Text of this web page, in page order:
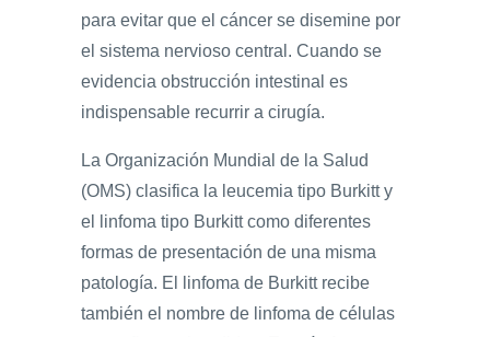
para evitar que el cáncer se disemine por
el sistema nervioso central. Cuando se
evidencia obstrucción intestinal es
indispensable recurrir a cirugía.
La Organización Mundial de la Salud
(OMS) clasifica la leucemia tipo Burkitt y
el linfoma tipo Burkitt como diferentes
formas de presentación de una misma
patología. El linfoma de Burkitt recibe
también el nombre de linfoma de células